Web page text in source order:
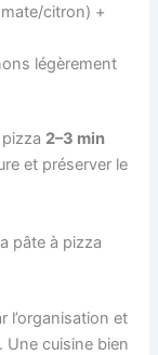
citron) +
légèrement
2–3 min
et préserver le
pâte à pizza
l’organisation et
Une cuisine bien